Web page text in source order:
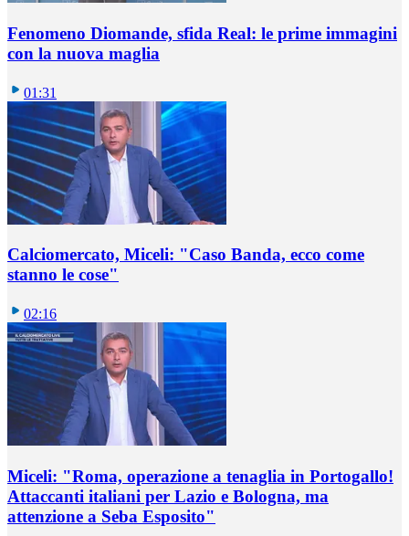
Fenomeno Diomande, sfida Real: le prime immagini
con la nuova maglia
01:31
Calciomercato, Miceli: "Caso Banda, ecco come
stanno le cose"
02:16
Miceli: "Roma, operazione a tenaglia in Portogallo!
Attaccanti italiani per Lazio e Bologna, ma
attenzione a Seba Esposito"